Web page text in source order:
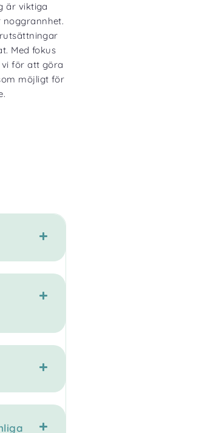
är viktiga
noggrannhet.
Med fokus
för att göra
möjligt för